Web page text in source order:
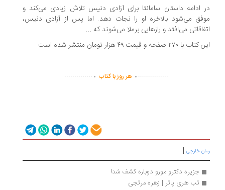
ادامه داستان سامانتا برای آزادی دنیس تلاش زیادی می‌کند و
می‌شود بالاخره او را نجات دهد. اما پس از آزادی دنیس،
می‌افتد و رازهایی برملا می‌شوند که ...
۲۷۰ صفحه و قیمت ۴۹ هزار تومان منتشر شده است.
...............
. هر روز با کتاب .
..............
خارجی|
جزیره دکترو مورو دوباره کشف شد!
تب هری پاتر | زهره مرتجی